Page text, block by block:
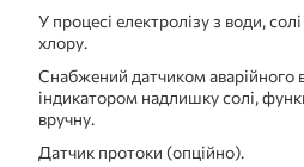
У процесі електролізу з води,
хлору.
Снабжений датчиком аварійного
індикатором надлишку солі,
вручну.
Датчик протоки (опційно).